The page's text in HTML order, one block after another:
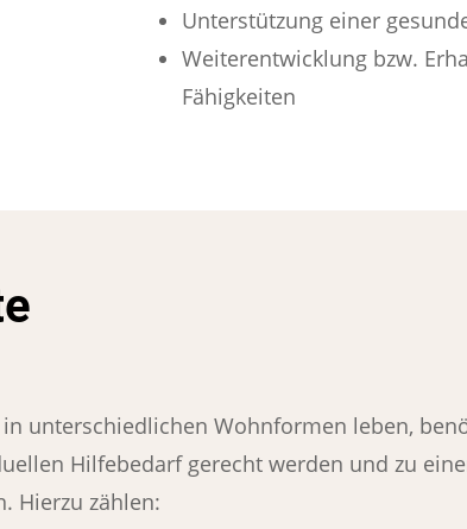
Unterstützung einer
Weiterentwicklung bzw.
Fähigkeiten
unterschiedlichen Wohnformen leben,
Hilfebedarf gerecht werden und zu
Hierzu zählen: